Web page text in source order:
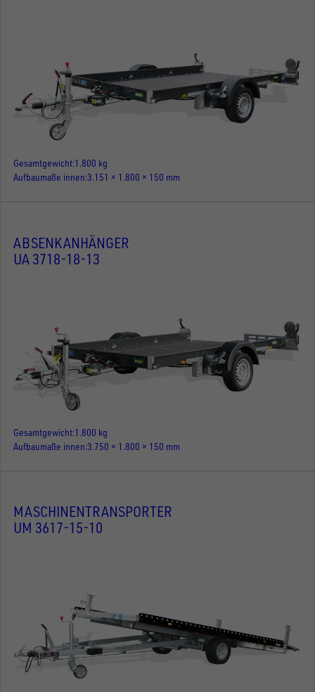
Gesamtgewicht 1.800 kg
Aufbaumaße innen 3.151 × 1.800 × 150 mm
ABSENKANHÄNGER
UA 3718-18-13
Gesamtgewicht 1.800 kg
Aufbaumaße innen 3.750 × 1.800 × 150 mm
MASCHINENTRANSPORTER
UM 3617-15-10